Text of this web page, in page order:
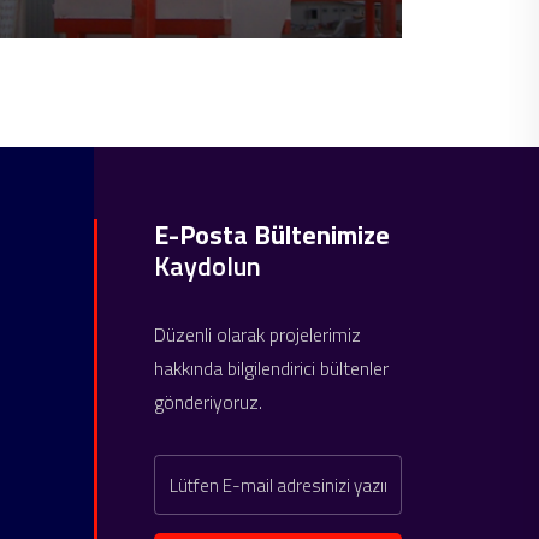
E-Posta Bültenimize
Kaydolun
Düzenli olarak projelerimiz
hakkında bilgilendirici bültenler
gönderiyoruz.